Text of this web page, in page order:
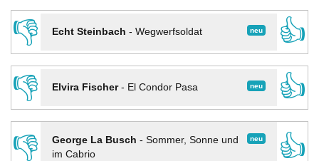
👎
neu
Echt Steinbach - Wegwerfsoldat
👍
👎
neu
Elvira Fischer- El Condor Pasa
👍
👎
neu
George La Busch - Sommer, Sonne und
im Cabrio
👍